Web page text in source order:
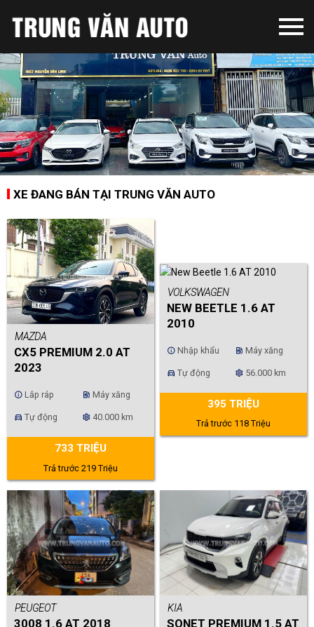
XE ĐANG BÁN TẠI TRUNG VĂN AUTO
MAZDA
CX5 PREMIUM 2.0 AT
2023
info Lắp ráp ev_station Máy xăng
directions_car Tự động settings 40.000 km
733 TRIỆU
Trả trước 219 Triệu
VOLKSWAGEN
NEW BEETLE 1.6 AT
2010
info Nhập khẩu ev_station Máy xăng
directions_car Tự động settings 56.000 km
395 TRIỆU
Trả trước 118 Triệu
PEUGEOT
3008 1.6 AT 2018
KIA
SONET PREMIUM 1.5 AT